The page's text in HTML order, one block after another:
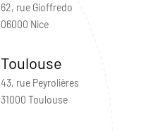
62, rue Gioffredo
06000 Nice
Toulouse
43, rue Peyrolières
31000 Toulouse